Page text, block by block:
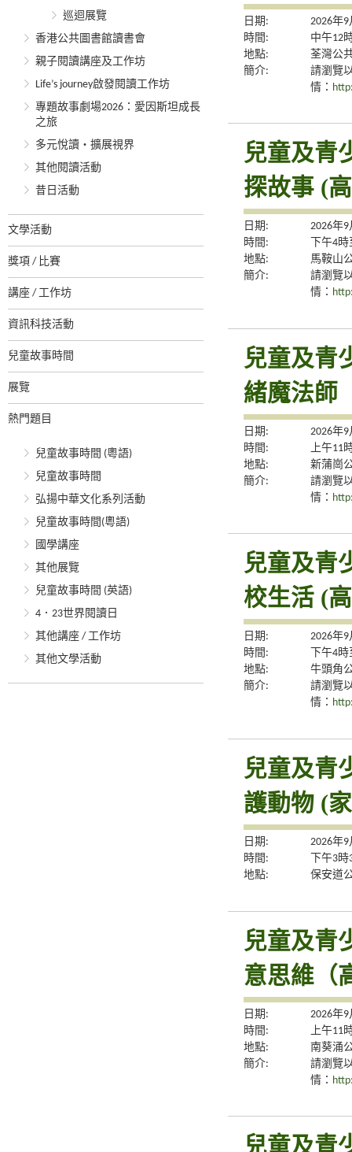
巡迴展覽
香港公共圖書館讀書會
親子閱讀講座及工作坊
Life’s journey啟發閱讀工作坊
專題故事劇場2026：愛因斯坦成長
之旅
多元悅讀‧擴展視界
其他閱讀活動
昔日活動
文學活動
獎項 / 比賽
講座 / 工作坊
資訊科技活動
兒童故事時間
展覽
熱門題目
兒童故事時間 (粵語)
兒童故事時間
弘揚中華文化系列活動
兒童故事時間(粵語)
國學講座
其他展覽
兒童故事時間 (英語)
4．23世界閱讀日
其他講座 / 工作坊
其他文學活動
日期:
2026年
時間:
中午12
地點:
荃灣公
簡介:
請瀏覽
情：
兒童及青
探故事 (
日期:
2026年
時間:
下午4
地點:
馬鞍山
簡介:
請瀏覽
情：
兒童及青
緒魔法師
日期:
2026年
時間:
上午11
地點:
新蒲崗
簡介:
請瀏覽
情：
兒童及青
校生活 (
日期:
2026年
時間:
下午4
地點:
牛頭角
簡介:
請瀏覽
情：
兒童及青
護動物 (
日期:
2026年
時間:
下午3
地點:
保安道
兒童及青
意思維（
日期:
2026年
時間:
上午11
地點:
南葵涌
簡介:
請瀏覽
情：
兒童及青